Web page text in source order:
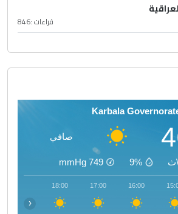
قراءات :846
Karbala
صافي
9%
749
mmHg
16:00
17:00
18:00
‹